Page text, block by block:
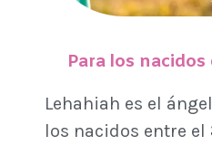
Para los
Lehahiah es el
los nacidos entre el